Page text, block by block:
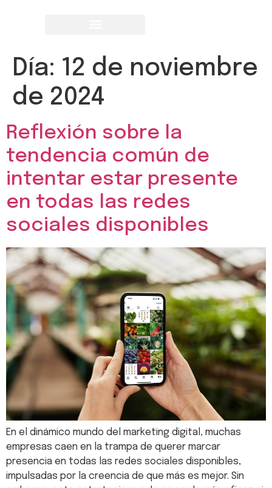
Día: 12 de noviembre
de 2024
Reflexión sobre la
tendencia común de
intentar estar presente
en todas las redes
sociales disponibles
En el dinámico mundo del marketing digital, muchas
empresas caen en la trampa de querer marcar
presencia en todas las redes sociales disponibles,
impulsadas por la creencia de que más es mejor. Sin